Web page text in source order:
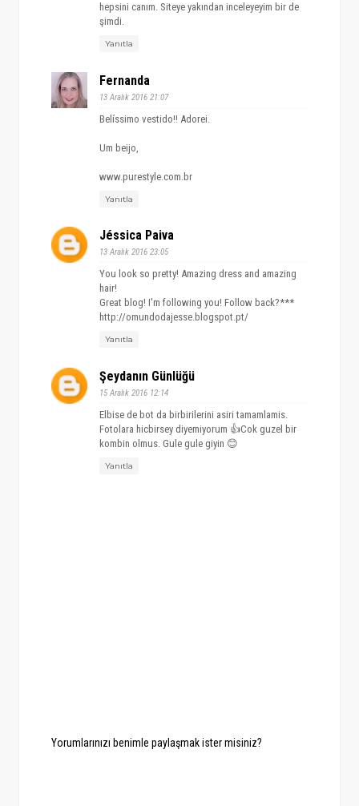
hepsini canım. Siteye yakından inceleyeyim bir de
şimdi.
Yanıtla
Fernanda
13 Aralık 2016 21:07
Belíssimo vestido!! Adorei.
Um beijo,
www.purestyle.com.br
Yanıtla
Jéssica Paiva
13 Aralık 2016 23:05
You look so pretty! Amazing dress and amazing
hair!
Great blog! I'm following you! Follow back?***
http://omundodajesse.blogspot.pt/
Yanıtla
Şeydanın Günlüğü
15 Aralık 2016 12:14
Elbise de bot da birbirilerini asiri tamamlamis.
Fotolara hicbirsey diyemiyorum 👍Cok guzel bir
kombin olmus. Gule gule giyin 😊
Yanıtla
Yorumlarınızı benimle paylaşmak ister misiniz?